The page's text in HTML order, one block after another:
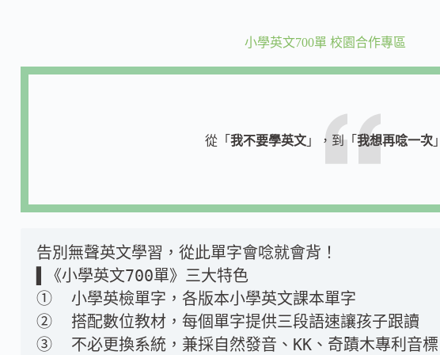
小學英文700單 校園合作專區
從「 我不要學英文 」，到「 我想再唸一次 」
告別無聲英文學習，從此單字會唸就會背！
▌《小學英文700單》三大特色
① ​ 小學英檢單字，各版本小學英文課本單字
② ​ 搭配數位教材，每個單字提供三段語速讓孩子跟讀
③ ​ 不必更換系統，兼採自然發音、KK、奇蹟木專利音標